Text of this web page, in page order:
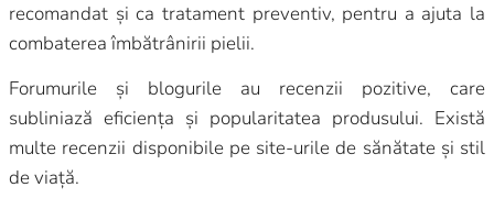
recomandat și ca tratament preventiv, pentru a ajuta la
combaterea îmbătrânirii pielii.
Forumurile și blogurile au recenzii pozitive, care
subliniază eficiența și popularitatea produsului. Există
multe recenzii disponibile pe site-urile de sănătate și stil
de viață.